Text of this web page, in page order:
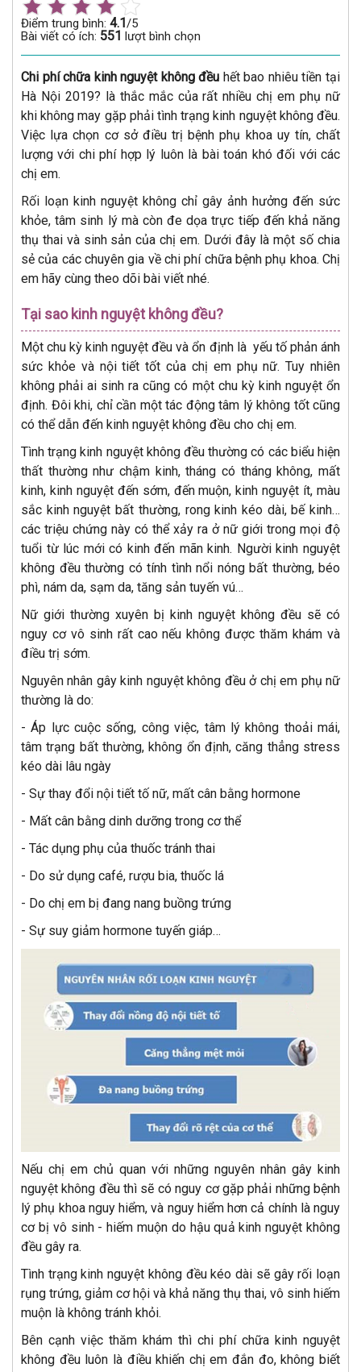
Điểm trung bình: 4.1/5
Bài viết có ích: 551 lượt bình chọn
Chi phí chữa kinh nguyệt không đều hết bao nhiêu tiền tại
Hà Nội 2019? là thắc mắc của rất nhiều chị em phụ nữ
khi không may gặp phải tình trạng kinh nguyệt không đều.
Việc lựa chọn cơ sở điều trị bệnh phụ khoa uy tín, chất
lượng với chi phí hợp lý luôn là bài toán khó đối với các
chị em.
Rối loạn kinh nguyệt không chỉ gây ảnh hưởng đến sức
khỏe, tâm sinh lý mà còn đe dọa trực tiếp đến khả năng
thụ thai và sinh sản của chị em. Dưới đây là một số chia
sẻ của các chuyên gia về chi phí chữa bệnh phụ khoa. Chị
em hãy cùng theo dõi bài viết nhé.
Tại sao kinh nguyệt không đều?
Một chu kỳ kinh nguyệt đều và ổn định là yếu tố phản ánh
sức khỏe và nội tiết tốt của chị em phụ nữ. Tuy nhiên
không phải ai sinh ra cũng có một chu kỳ kinh nguyệt ổn
định. Đôi khi, chỉ cần một tác động tâm lý không tốt cũng
có thể dẫn đến kinh nguyệt không đều cho chị em.
Tình trạng kinh nguyệt không đều thường có các biểu hiện
thất thường như chậm kinh, tháng có tháng không, mất
kinh, kinh nguyệt đến sớm, đến muộn, kinh nguyệt ít, màu
sắc kinh nguyệt bất thường, rong kinh kéo dài, bế kinh…
các triệu chứng này có thể xảy ra ở nữ giới trong mọi độ
tuổi từ lúc mới có kinh đến mãn kinh. Người kinh nguyệt
không đều thường có tính tình nổi nóng bất thường, béo
phì, nám da, sạm da, tăng sản tuyến vú…
Nữ giới thường xuyên bị kinh nguyệt không đều sẽ có
nguy cơ vô sinh rất cao nếu không được thăm khám và
điều trị sớm.
Nguyên nhân gây kinh nguyệt không đều ở chị em phụ nữ
thường là do:
- Áp lực cuộc sống, công việc, tâm lý không thoải mái,
tâm trạng bất thường, không ổn định, căng thẳng stress
kéo dài lâu ngày
- Sự thay đổi nội tiết tố nữ, mất cân bằng hormone
- Mất cân bằng dinh dưỡng trong cơ thể
- Tác dụng phụ của thuốc tránh thai
- Do sử dụng café, rượu bia, thuốc lá
- Do chị em bị đang nang buồng trứng
- Sự suy giảm hormone tuyến giáp…
Nếu chị em chủ quan với những nguyên nhân gây kinh
nguyệt không đều thì sẽ có nguy cơ gặp phải những bệnh
lý phụ khoa nguy hiểm, và nguy hiểm hơn cả chính là nguy
cơ bị vô sinh - hiếm muộn do hậu quả kinh nguyệt không
đều gây ra.
Tình trạng kinh nguyệt không đều kéo dài sẽ gây rối loạn
rụng trứng, giảm cơ hội và khả năng thụ thai, vô sinh hiếm
muộn là không tránh khỏi.
Bên cạnh việc thăm khám thì chi phí chữa kinh nguyệt
không đều luôn là điều khiến chị em đắn đo, không biết